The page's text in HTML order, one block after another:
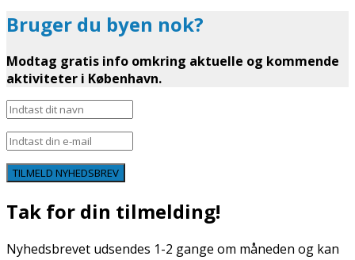
Bruger du byen nok?
Modtag gratis info omkring aktuelle og kommende
aktiviteter i København.
TILMELD NYHEDSBREV
Tak for din tilmelding!
Nyhedsbrevet udsendes 1-2 gange om måneden og kan